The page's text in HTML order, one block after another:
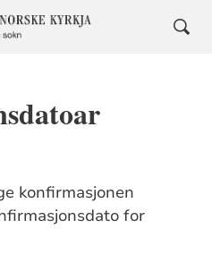
konfirmasjonen
for